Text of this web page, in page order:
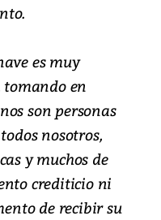
es muy
en
son personas
nosotros,
y muchos de
crediticio ni
de recibir su